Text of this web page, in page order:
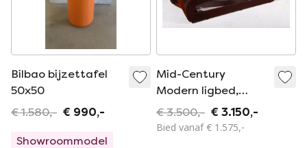
Bilbao bijzettafel
50x50
€ 1.580,- € 990,-
Showroommodel
Mid-Century
Modern ligbed,
loungestoel
€ 3.500,- € 3.150,-
Bied vanaf € 1.575,-